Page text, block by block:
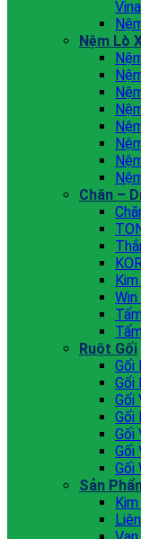
Nệm Lò
Chăn –
Win
Ruột Gối
Gối
Gối
Gối
Gối
Gối
Gối
Gối
Sản